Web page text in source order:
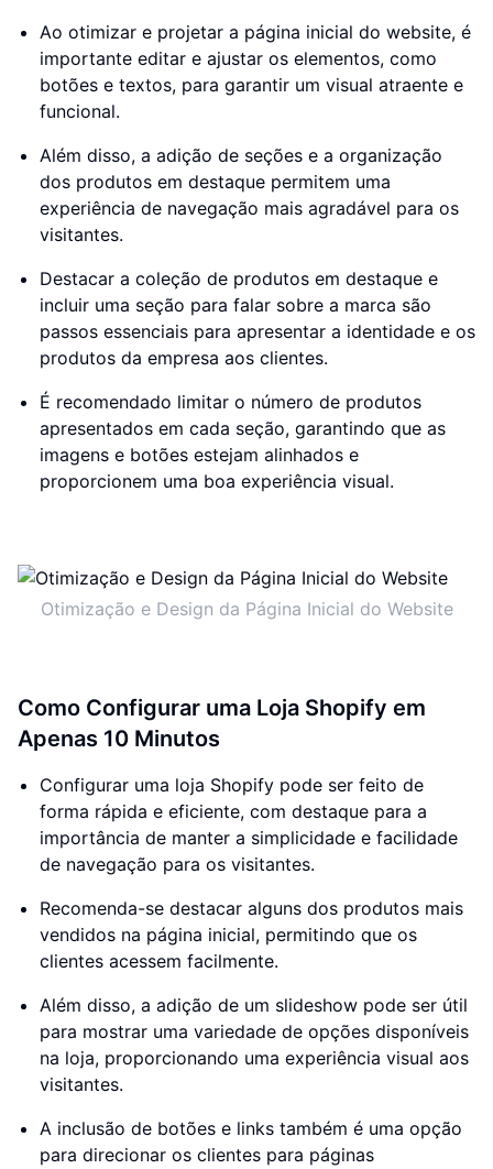
Ao otimizar e projetar a página inicial do website, é
importante editar e ajustar os elementos, como
botões e textos, para garantir um visual atraente e
funcional.
Além disso, a adição de seções e a organização
dos produtos em destaque permitem uma
experiência de navegação mais agradável para os
visitantes.
Destacar a coleção de produtos em destaque e
incluir uma seção para falar sobre a marca são
passos essenciais para apresentar a identidade e os
produtos da empresa aos clientes.
É recomendado limitar o número de produtos
apresentados em cada seção, garantindo que as
imagens e botões estejam alinhados e
proporcionem uma boa experiência visual.
Otimização e Design da Página Inicial do Website
Como Configurar uma Loja Shopify em
Apenas 10 Minutos
Configurar uma loja Shopify pode ser feito de
forma rápida e eficiente, com destaque para a
importância de manter a simplicidade e facilidade
de navegação para os visitantes.
Recomenda-se destacar alguns dos produtos mais
vendidos na página inicial, permitindo que os
clientes acessem facilmente.
Além disso, a adição de um slideshow pode ser útil
para mostrar uma variedade de opções disponíveis
na loja, proporcionando uma experiência visual aos
visitantes.
A inclusão de botões e links também é uma opção
para direcionar os clientes para páginas